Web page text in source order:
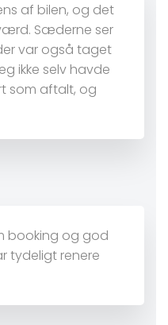
af bilen, og det
Sæderne ser
var også taget
ikke selv havde
som aftalt, og
booking og god
tydeligt renere